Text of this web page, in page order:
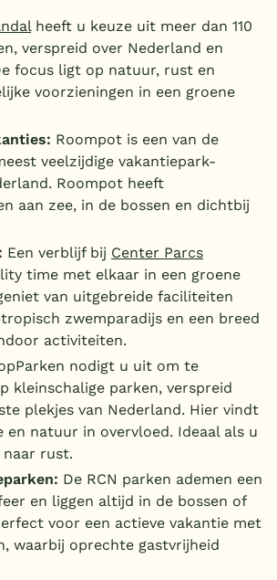
heeft u keuze uit meer dan 110
verspreid over Nederland en
focus ligt op natuur, rust en
voorzieningen in een groene
Roompot is een van de
veelzijdige vakantiepark-
Roompot heeft
aan zee, in de bossen en dichtbij
Een verblijf bij Center Parcs
time met elkaar in een groene
van uitgebreide faciliteiten
zwemparadijs en een breed
activiteiten.
nodigt u uit om te
kleinschalige parken, verspreid
plekjes van Nederland. Hier vindt
en natuur in overvloed. Ideaal als u
rust.
De RCN parken ademen een
en liggen altijd in de bossen of
voor een actieve vakantie met
waarbij oprechte gastvrijheid